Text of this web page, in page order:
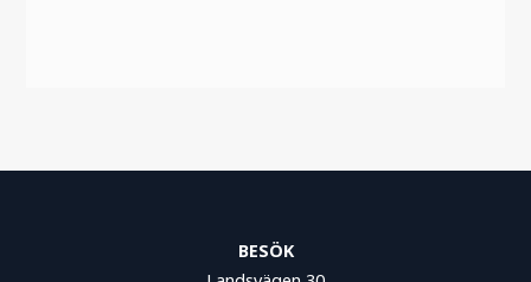
BESÖK